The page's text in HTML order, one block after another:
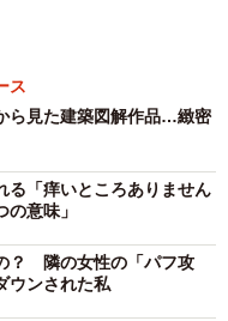
ス
ら見た建築図解作品…緻密
る「痒いところありません
意味」
？ 隣の女性の「パフ攻
ウンされた私